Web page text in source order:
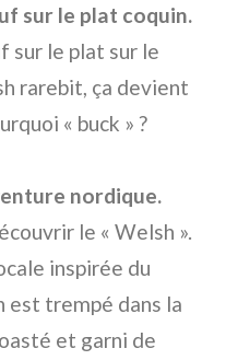
sur le plat coquin.
sur le plat sur le
rarebit, ça devient
« buck » ?
nordique.
le « Welsh ».
inspirée du
est trempé dans la
et garni de